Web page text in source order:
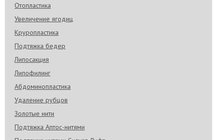
Отопластика
Увеличение ягодиц
Круропластика
Подтяжка бедер
Липосакция
Липофилинг
Абдоминопластика
Удаление рубцов
Золотые нити
Подтяжка Аптос-нитями